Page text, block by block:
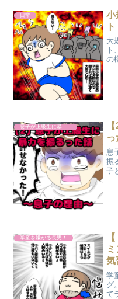
日常
小
大
ト
の
息
振
子
学童を嫌がる長男！
気
学
グ
て